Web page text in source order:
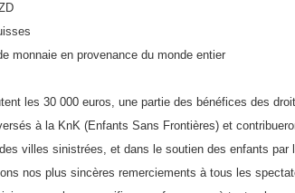
monnaie en provenance du monde entier
les 30 000 euros, une partie des bénéfices des
à la KnK (Enfants Sans Frontières) et
villes sinistrées, et dans le soutien des enfants par
nos plus sincères remerciements à tous les